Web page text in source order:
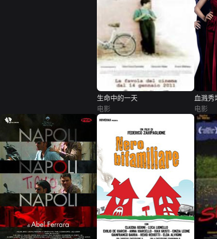
生命中的一天
电影
血溅秀
电影